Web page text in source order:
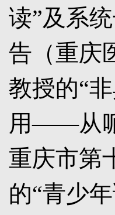
读”及系
告（重庆
教授的“
用——从
重庆市第
的“青少